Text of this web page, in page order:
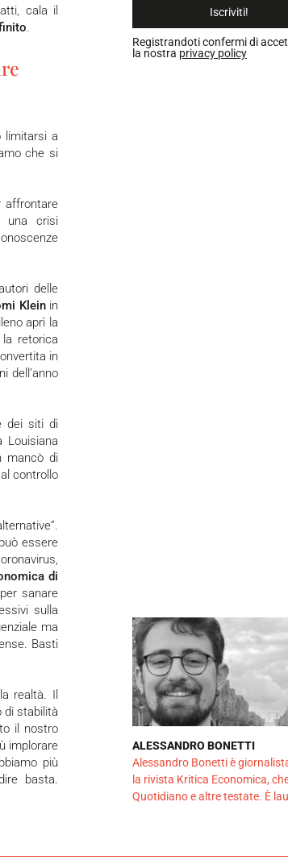
cala il
.
che si
affrontare
una crisi
delle
Kleinin
aprì la
retorica
in
dell’anno
dei siti di
Louisiana
mancò di
controllo
essere
di
sanare
sulla
ma
Basti
realtà. Il
di stabilità
il nostro
implorare
più
basta.
Iscriviti!
Registrandoti confermi di
la nostra privacy policy
ALESSANDRO BONETTI
Alessandro Bonetti è
la rivista Kritica Economica,
Quotidiano e altre testate. È